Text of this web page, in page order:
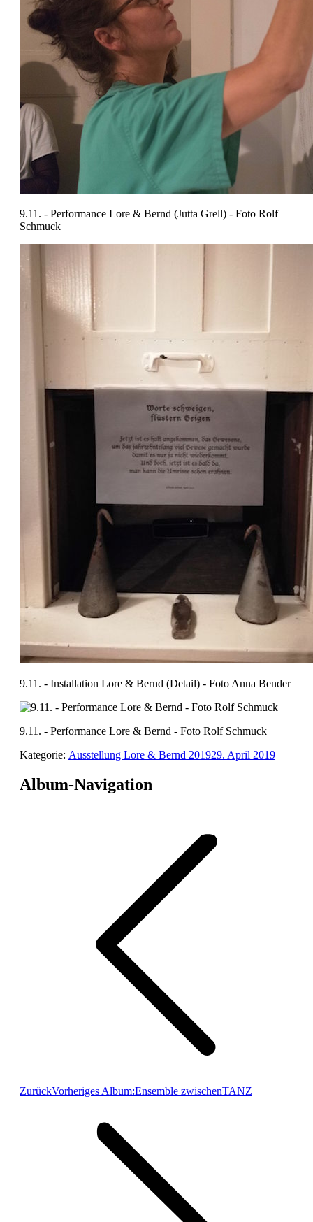
9.11. - Performance Lore & Bernd (Jutta Grell) - Foto Rolf
Schmuck
9.11. - Installation Lore & Bernd (Detail) - Foto Anna Bender
9.11. - Performance Lore & Bernd - Foto Rolf Schmuck
Kategorie: Ausstellung Lore & Bernd 201929. April 2019
Album-Navigation
ZurückVorheriges Album:Ensemble zwischenTANZ